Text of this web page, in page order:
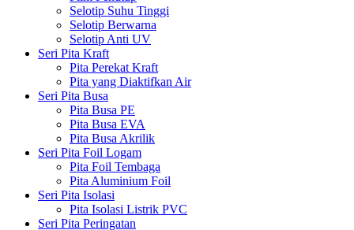
Selotip Suhu Tinggi
Selotip Berwarna
Selotip Anti UV
Seri Pita Kraft
Pita Perekat Kraft
Pita yang Diaktifkan Air
Seri Pita Busa
Pita Busa PE
Pita Busa EVA
Pita Busa Akrilik
Seri Pita Foil Logam
Pita Foil Tembaga
Pita Aluminium Foil
Seri Pita Isolasi
Pita Isolasi Listrik PVC
Seri Pita Peringatan